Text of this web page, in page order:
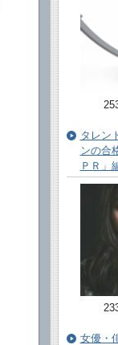
タレン
ンの合
ＰＲ」
女優・